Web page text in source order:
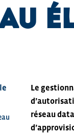
Le
réseau